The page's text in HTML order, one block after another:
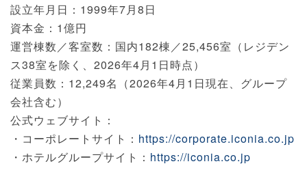
設立年月日：1999年7月8日
資本金：1億円
運営棟数／客室数：国内182棟／25,456室（レジデン
ス38室を除く、2026年4月1日時点）
従業員数：12,249名（2026年4月1日現在、グループ
会社含む）
公式ウェブサイト：
・コーポレートサイト： https://corporate.iconia.co.jp
・ホテルグループサイト： https://iconia.co.jp